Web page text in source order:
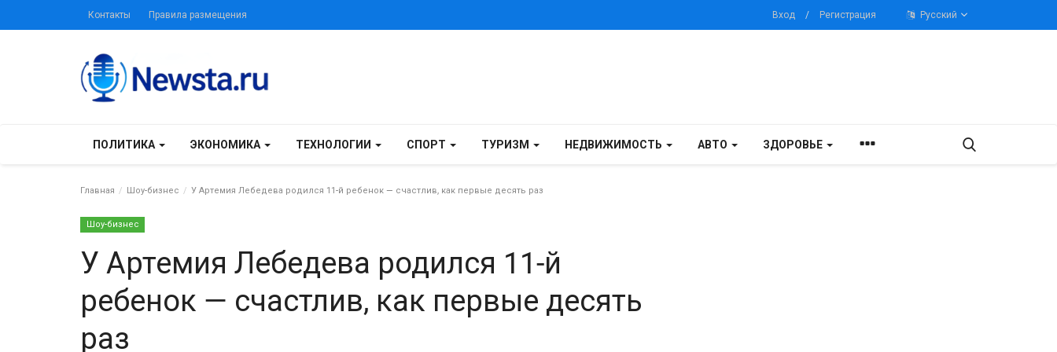
Контакты Правила размещения Вход / Регистрация Русский
ПОЛИТИКА ЭКОНОМИКА ТЕХНОЛОГИИ СПОРТ ТУРИЗМ НЕДВИЖИМОСТЬ АВТО ЗДОРОВЬЕ
Главная Шоу-бизнес У Артемия Лебедева родился 11-й ребенок — счастлив, как первые десять раз
Шоу-бизнес
У Артемия Лебедева родился 11-й
ребенок — счастлив, как первые десять
раз